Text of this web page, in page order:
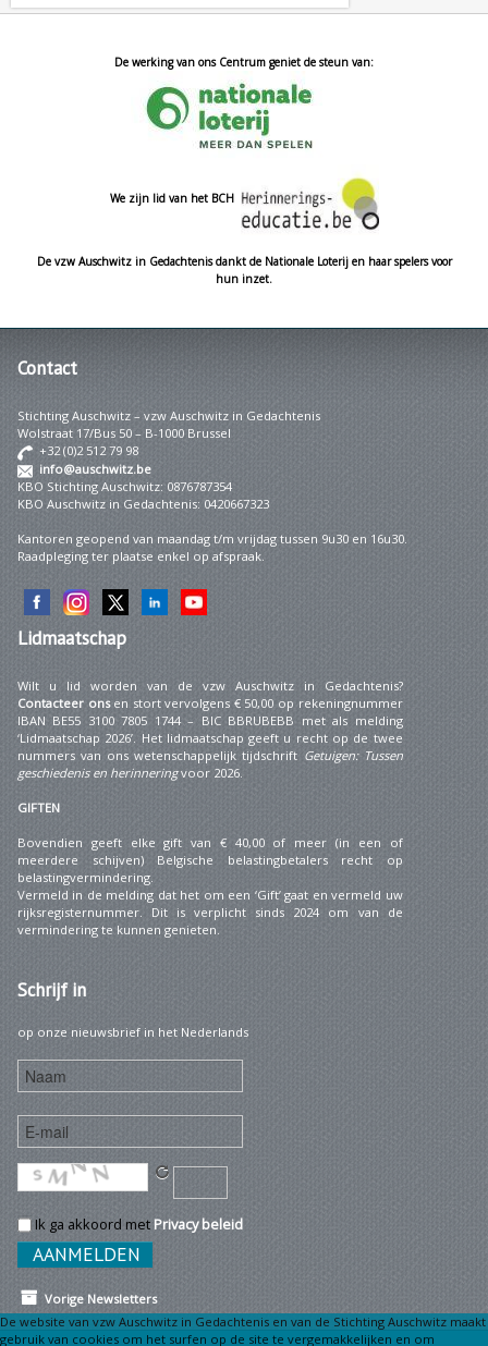
De werking van ons Centrum geniet de steun van:
We zijn lid van het BCH
De vzw Auschwitz in Gedachtenis dankt de Nationale Loterij en haar spelers voor
hun inzet.
Contact
Stichting Auschwitz – vzw Auschwitz in Gedachtenis
Wolstraat 17/Bus 50 – B-1000 Brussel
+32 (0)2 512 79 98
info@auschwitz.be
KBO Stichting Auschwitz: 0876787354
KBO Auschwitz in Gedachtenis: 0420667323
Kantoren geopend van maandag t/m vrijdag tussen 9u30 en 16u30.
Raadpleging ter plaatse enkel op afspraak.
Lidmaatschap
Wilt u lid worden van de vzw Auschwitz in Gedachtenis?
Contacteer onsen stort vervolgens € 50,00 op rekeningnummer
IBAN BE55 3100 7805 1744 – BIC BBRUBEBB met als melding
‘Lidmaatschap 2026’. Het lidmaatschap geeft u recht op de twee
nummers van ons wetenschappelijk tijdschrift Getuigen: Tussen
geschiedenis en herinneringvoor 2026.
GIFTEN
Bovendien geeft elke gift van € 40,00 of meer (in een of
meerdere schijven) Belgische belastingbetalers recht op
belastingvermindering.
Vermeld in de melding dat het om een ‘Gift’ gaat en vermeld uw
rijksregisternummer. Dit is verplicht sinds 2024 om van de
vermindering te kunnen genieten.
Schrijfin
op onze nieuwsbrief in het Nederlands
Ik ga akkoord metPrivacy beleid
Vorige Newsletters
De website van vzw Auschwitz in Gedachtenis en van de Stichting Auschwitz maakt
gebruik van cookies om het surfen op de site te vergemakkelijken en om